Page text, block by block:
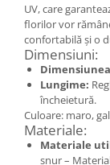
Colier / Pandantiv
Cercei
Suport bijuterii
Bijuterii cu
Colier / Pandantiv
Cercei
Brățară
UV, care
florilor vor
confortabilă și o
Dimensiuni:
Lungime:
încheietură.
Culoare: maro,
Materiale:
Materiale
șnur –